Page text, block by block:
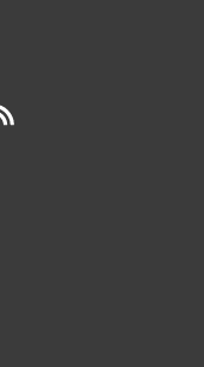
BlueSky
auf YouTube
auf LinkedIn
Dortmund auf XING